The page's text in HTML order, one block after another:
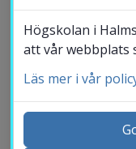
Denna kurs riktar
hälso- och
medvetna
Du läser om hur
hälsa kan
teorier som är
Om
Högskolan i
att vår webbplats
Läs mer i vår